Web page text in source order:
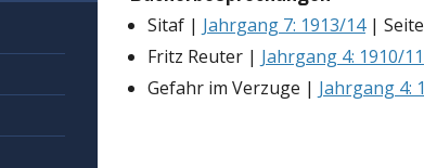
Sitaf | Jahrgang 7: 1913/14| Seite
Fritz Reuter | Jahrgang 4: 1910/11
Gefahr im Verzuge | Jahrgang 4: